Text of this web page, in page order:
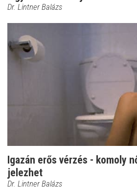
Dr. Lintner Balázs
Igazán erős vérzés - komoly
jelezhet
Dr. Lintner Balázs